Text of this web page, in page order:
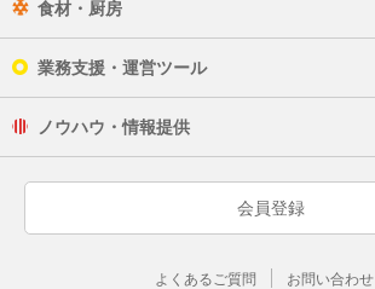
食材・厨房
業務支援・運営ツール
ノウハウ・情報提供
会員登録
よくあるご質問 お問い合わせ